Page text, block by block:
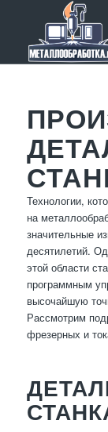
Технологии,
на
значительные
десятилетий.
этой области
программным
высочайшую
Рассмотрим
фрезерных и